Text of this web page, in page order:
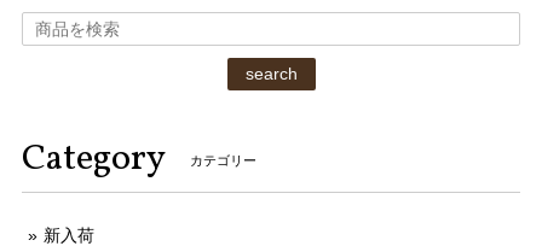
search
Category カテゴリー
新入荷